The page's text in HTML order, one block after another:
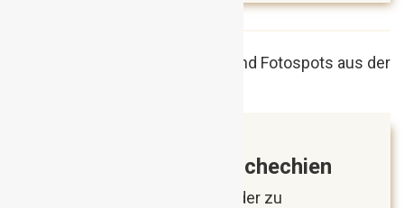
Brauerei Starobrno, Tschechien
Was schenkt man seinem Bruder zu